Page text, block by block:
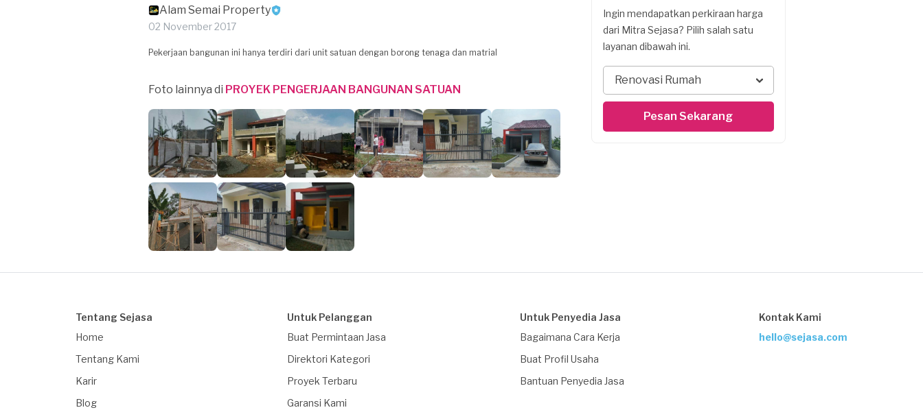
Alam Semai Property
02 November 2017
Pekerjaan bangunan ini hanya terdiri dari unit satuan dengan borong tenaga dan matrial
Foto lainnya di PROYEK PENGERJAAN BANGUNAN SATUAN
Ingin mendapatkan perkiraan harga
dari Mitra Sejasa? Pilih salah satu
layanan dibawah ini.
Renovasi Rumah
Pesan Sekarang
Tentang Sejasa
Home
Tentang Kami
Karir
Blog
Untuk Pelanggan
Buat Permintaan Jasa
Direktori Kategori
Proyek Terbaru
Garansi Kami
Untuk Penyedia Jasa
Bagaimana Cara Kerja
Buat Profil Usaha
Bantuan Penyedia Jasa
Kontak Kami
hello@sejasa.com